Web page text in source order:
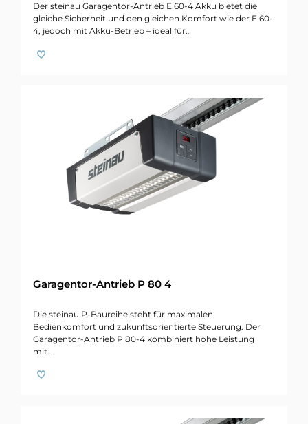
Der steinau Garagentor-Antrieb E 60-4 Akku bietet die
gleiche Sicherheit und den gleichen Komfort wie der E 60-
4, jedoch mit Akku-Betrieb – ideal für…
Garagentor-Antrieb P 80 4
Die steinau P-Baureihe steht für maximalen
Bedienkomfort und zukunftsorientierte Steuerung. Der
Garagentor-Antrieb P 80-4 kombiniert hohe Leistung
mit…